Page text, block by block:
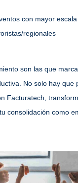
con mayor escala
regionales
son las que
No solo hay que
Facturatech,
consolidación como